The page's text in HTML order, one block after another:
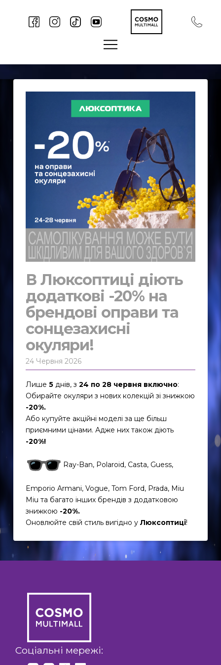
В Люксоптиці діють
додаткові -20% на
брендові оправи та
сонцезахисні
окуляри!
24 Червня 2026
Лише 5днів, з 24 по 28 червня включно:
Обирайте окуляри з нових колекцій зі знижкою
-20%.
Або купуйте акційні моделі за ще більш
приємними цінами. Адже них також діють
-20%!
Ray-Ban, Polaroid, Casta, Guess,
Emporio Armani, Vogue, Tom Ford, Prada, Miu
Miu та багато інших брендів з додатковою
знижкою -20%.
Оновлюйте свій стиль вигідно у Люксоптиці!
Соціальні мережі:
EN
UK